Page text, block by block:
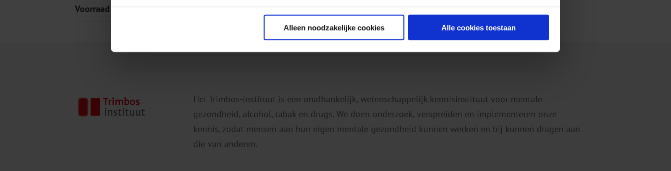
Alleen noodzakelijke cookies Alle cookies toestaan
Voorraad
Het Trimbos-instituut is een onafhankelijk, wetenschappelijk kennisinstituut voor mentale
gezondheid, alcohol, tabak en drugs. We doen onderzoek, verspreiden en implementeren onze
kennis, zodat mensen aan hun eigen mentale gezondheid kunnen werken en bij kunnen dragen aan
die van anderen.